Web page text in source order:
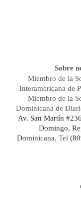
Sobre
Miembro de la
Interamericana de
Miembro de la
Dominicana de
Av. San Martín
Domingo,
Dominicana, Tel